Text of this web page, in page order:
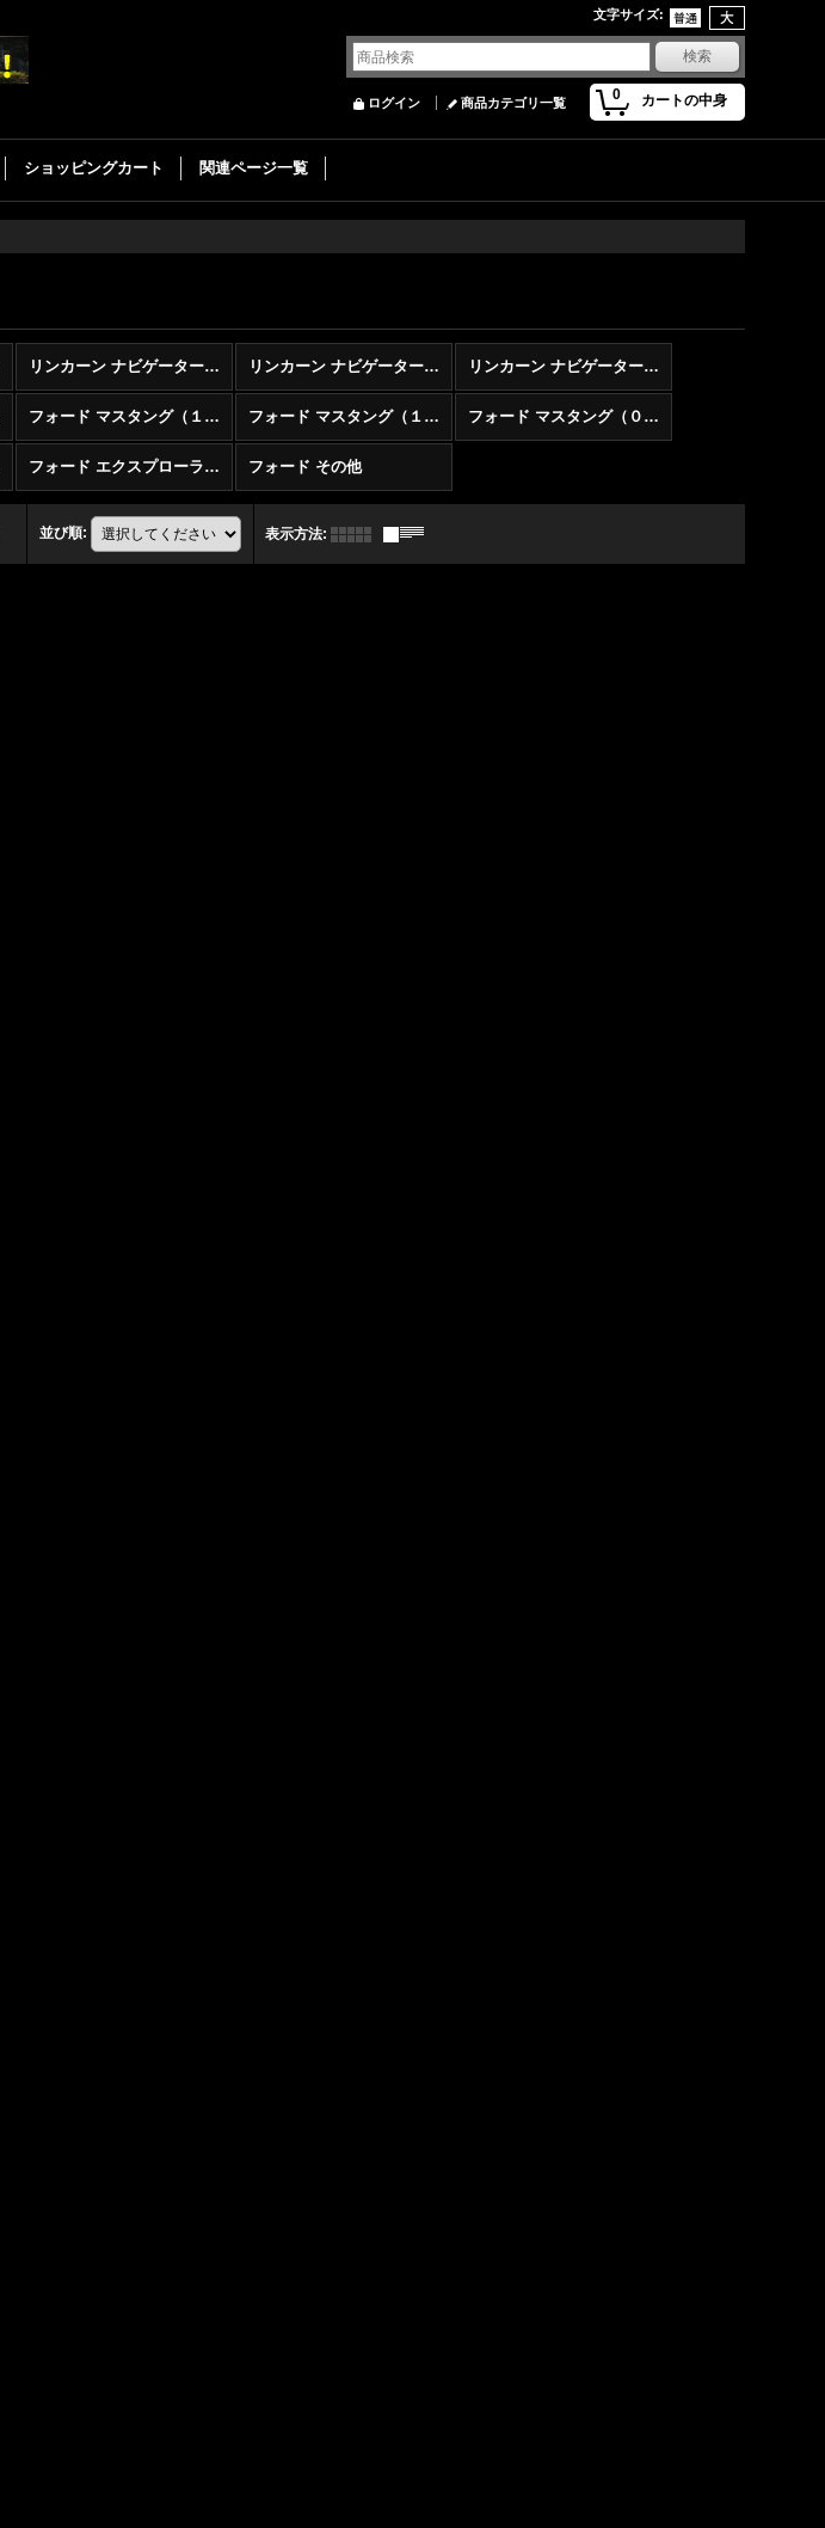
文字サイズ:
0 カートの中身
ログイン 商品カテゴリ一覧
ショッピングカート 関連ページ一覧
リンカーン ナビゲーター（１５〜１７） リンカーン ナビゲーター（０７〜１４） リンカーン ナビゲーター（０３〜０６）
フォード マスタング（１５〜１７） フォード マスタング（１０〜１４） フォード マスタング（０５〜０９）
フォード エクスプローラー（０２〜１０） フォード その他
並び順: 表示方法: